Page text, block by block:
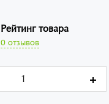
Рейтинг товара
0 отзывов